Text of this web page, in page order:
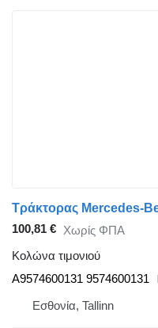
100,81 € Χωρίς ΦΠΑ
Κολώνα τιμονιού
A9574600131 9574600131
Εσθονία, Tallinn